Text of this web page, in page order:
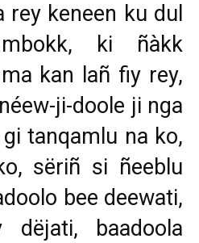
rey keneen ku dul
ki ñàkk
kan lañ fiy rey,
ji-doole ji nga
tanqamlu na ko,
sëriñ si ñeeblu
bee deewati,
dëjati, baadoola